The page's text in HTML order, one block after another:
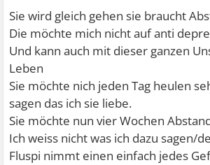
Sie wird gleich gehen sie braucht
Die möchte mich nicht auf anti
Und kann auch mit dieser ganzen
Leben
Sie möchte nich jeden Tag heulen
sagen das ich sie liebe.
Sie möchte nun vier Wochen
Ich weiss nicht was ich dazu sagen/
Fluspi nimmt einen einfach jedes